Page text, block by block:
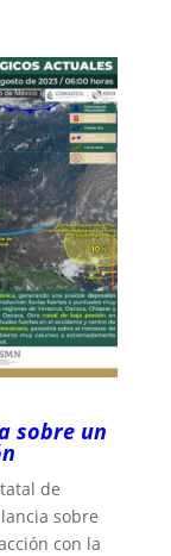
sobre un
de
sobre
con la